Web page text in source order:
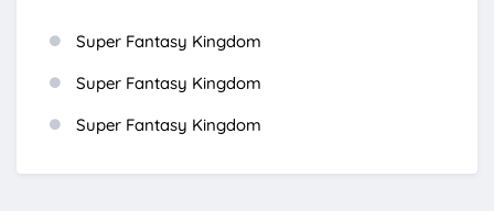
Super Fantasy Kingdom
Super Fantasy Kingdom
Super Fantasy Kingdom